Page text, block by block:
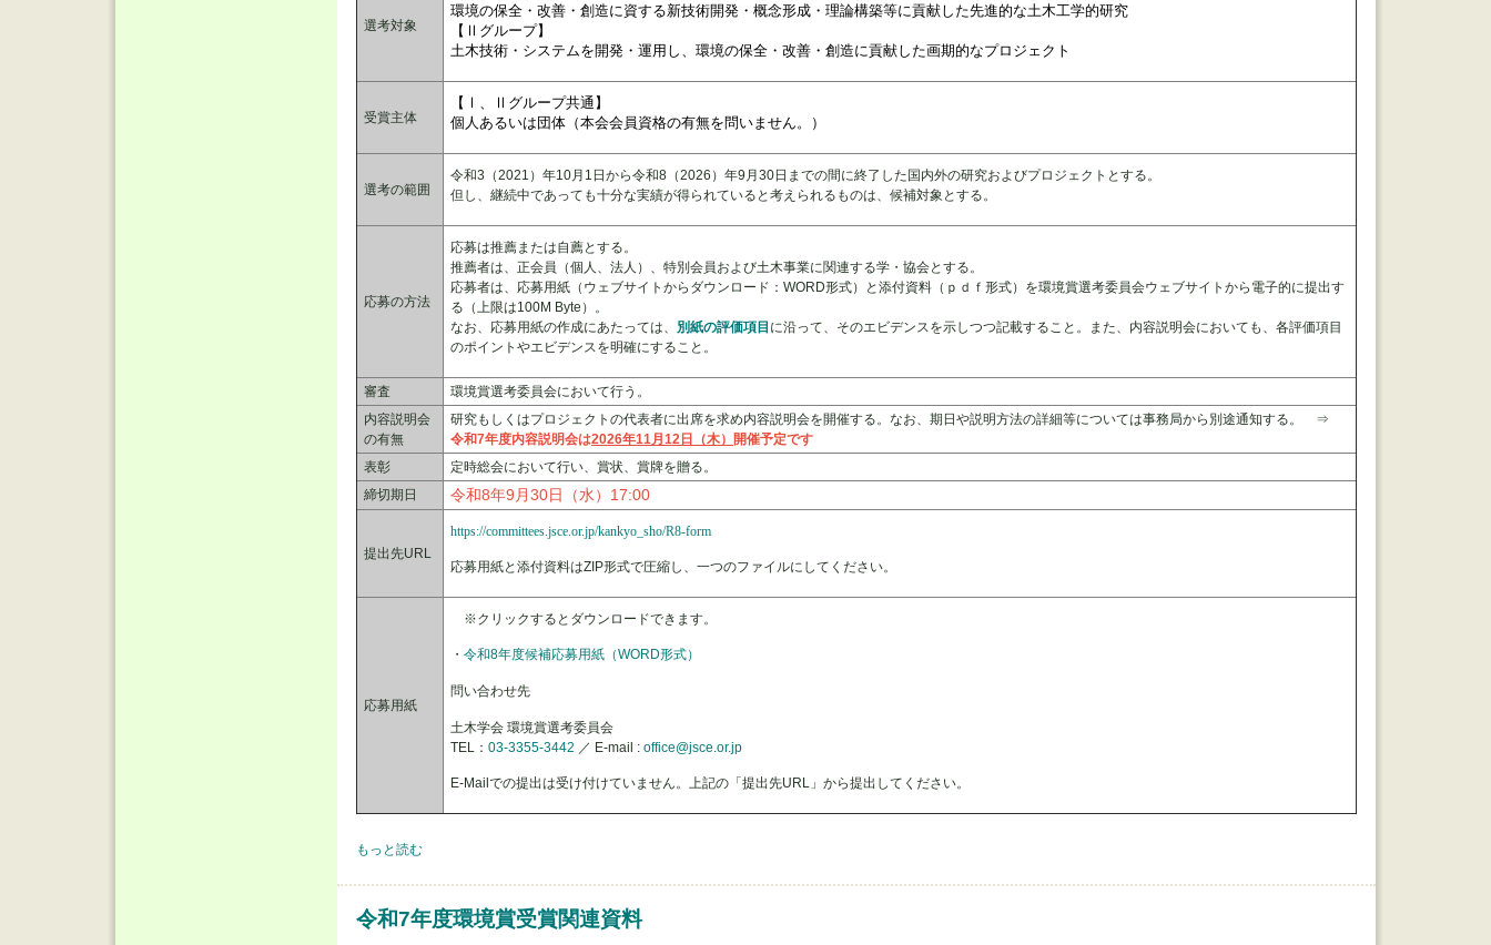
選考対象
環境の保全・改善・創造に資する新技術開発・概念形成・理論構築等に貢献した先進的な土木工学的研究
【Ⅱグループ】
土木技術・システムを開発・運用し、環境の保全・改善・創造に貢献した画期的なプロジェクト
受賞主体
【Ⅰ、Ⅱグループ共通】
個人あるいは団体（本会会員資格の有無を問いません。）
選考の範囲
令和3（2021）年10月1日から令和8（2026）年9月30日までの間に終了した国内外の研究およびプロジェクトとする。
但し、継続中であっても十分な実績が得られていると考えられるものは、候補対象とする。
応募の方法
応募は推薦または自薦とする。
推薦者は、正会員（個人、法人）、特別会員および土木事業に関連する学・協会とする。
応募者は、応募用紙（ウェブサイトからダウンロード：WORD形式）と添付資料（ｐｄｆ形式）を環境賞選考委員会ウェブサイトから電子的に提出す
る（上限は100M Byte）。
なお、応募用紙の作成にあたっては、 別紙の評価項目 に沿って、そのエビデンスを示しつつ記載すること。また、内容説明会においても、各評価項目
のポイントやエビデンスを明確にすること。
審査
環境賞選考委員会において行う。
内容説明会
の有無
研究もしくはプロジェクトの代表者に出席を求め内容説明会を開催する。なお、期日や説明方法の詳細等については事務局から別途通知する。 ⇒
令和7年度内容説明会は2026年11月12日（木）
開催予定です
表彰
定時総会において行い、賞状、賞牌を贈る。
締切期日
令和8年9月30日（水）17:00
提出先URL
https://committees.jsce.or.jp/kankyo_sho/R8-form
応募用紙と添付資料はZIP形式で圧縮し、一つのファイルにしてください。
応募用紙
※クリックするとダウンロードできます。
・令和8年度候補応募用紙（WORD形式）
問い合わせ先
土木学会 環境賞選考委員会
TEL：03-3355-3442 ／ E-mail :office@jsce.or.jp
E-Mailでの提出は受け付けていません。上記の「提出先URL」から提出してください。
令和8年度土木学会環境賞の募集について について
もっと読む
令和7年度環境賞受賞関連資料